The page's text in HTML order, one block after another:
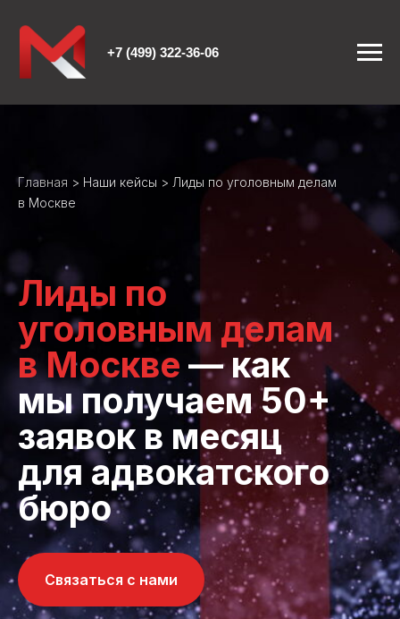
+7 (499) 322-36-06
Главная > Наши кейсы > Лиды по уголовным делам
в Москве
Лиды по
уголовным делам
в Москве — как
мы получаем 50+
заявок в месяц
для адвокатского
бюро
Связаться с нами